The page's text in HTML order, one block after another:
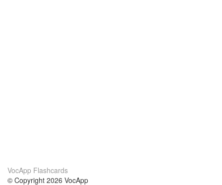
VocApp Flashcards
© Copyright 2026 VocApp